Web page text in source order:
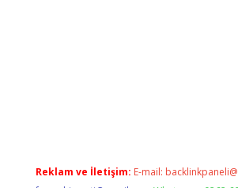
Reklam ve İletişim: E-mail: